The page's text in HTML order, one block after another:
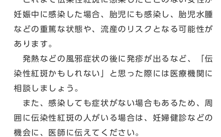
妊娠中に感染した場合、胎児にも感染し、胎児水腫
などの重篤な状態や、流産のリスクとなる可能性が
あります。
発熱などの風邪症状の後に発疹が出るなど、「伝
染性紅斑かもしれない」と思った際には医療機関に
相談しましょう。
また、感染しても症状がない場合もあるため、周
囲に伝染性紅斑の人がいる場合は、妊婦健診などの
機会に、医師に伝えてください。